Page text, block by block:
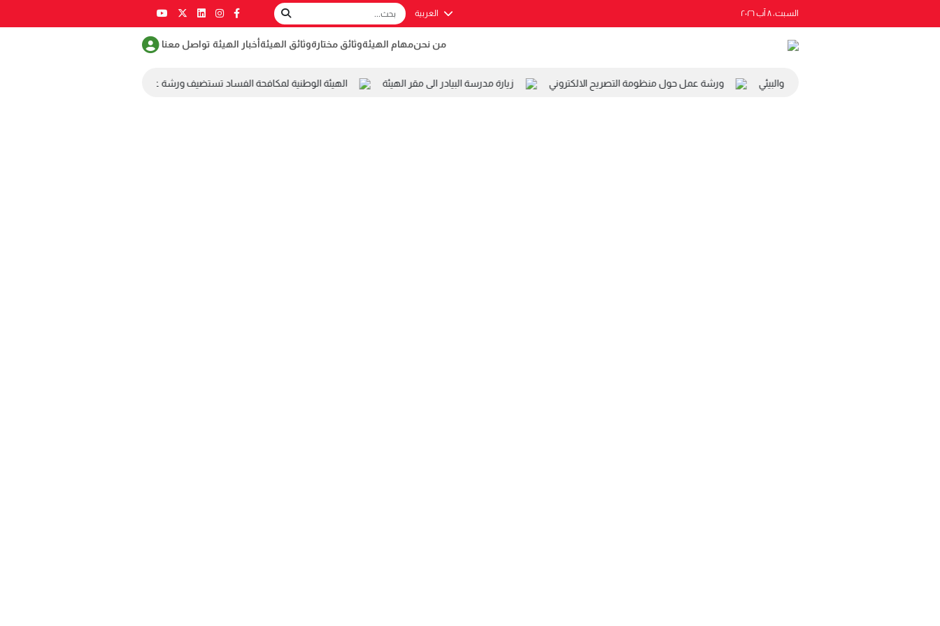
السبت، ٨ آب ٢٠٢٦ العربية
من نحنمهام الهيئةوثائق مختارةوثائق الهيئةأخبار الهيئة تواصل معنا
رئيس المجلس الاقتصادي والاجتماعي والبيئي ورشة عمل حول منظومة التصريح الالكتروني زيارة مدرسة البيادر الى مقر الهيئة الهيئة الوطنية لمكافحة الفساد تستضيف ورشة عمل ضمن مسابقة طلابية لمكافحة